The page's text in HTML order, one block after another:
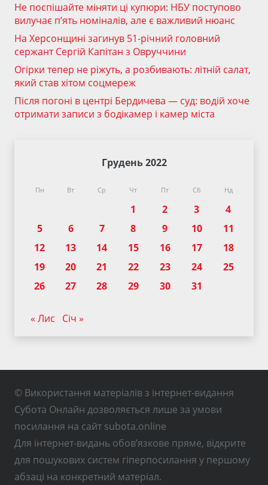
Не поспішайте міняти ці купюри: НБУ поступово
вилучає п’ять номіналів, але є важливий нюанс
На Херсонщині загинув 51-річний головний
сержант Сергій Капітан з Овруччини
Огірки тепер не ріжуть, а розбивають: літній салат,
який став хітом соцмереж
Після погоні в центрі Бердичева — суд: водій хоче
отримати записи з бодікамер і камер міста
Грудень 2022
Пн Вт Ср Чт Пт Сб Нд
1 2 3
4
5
6 7 8 9 10
11
12
13 14 15 16 17
18
19
20 21 22 23 24
25
26
27 28 29 30 31
« Лис Січ »
© Використання матеріалів з інтернет-видання
Субота Онлайн дозволяється лише за умови
посилання на сайт subota.online
Для інтернет-видань обов’язкове пряме, відкрите
для пошукових систем гіперпосилання у першому
абзаці на конкретний матеріал.